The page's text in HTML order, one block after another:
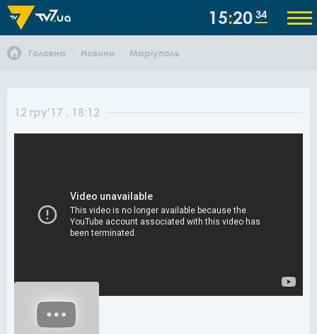
15 20 34
Головна Новини Маріуполь
12 гру'17 , 18:12